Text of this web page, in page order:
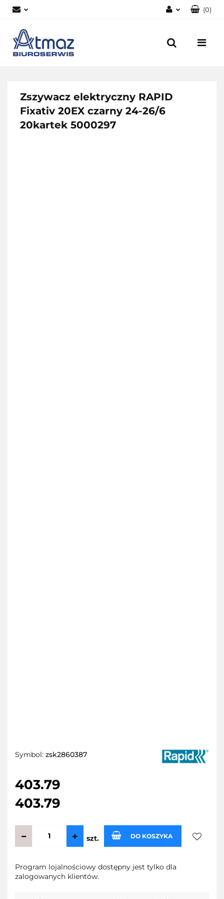
Zarejestruj się
(0)
Zszywacz elektryczny RAPID
Fixativ 20EX czarny 24-26/6
20kartek 5000297
Symbol: zsk2860387
403.79
403.79
szt. DO KOSZYKA
Program lojalnościowy dostępny jest tylko dla
zalogowanych klientów.